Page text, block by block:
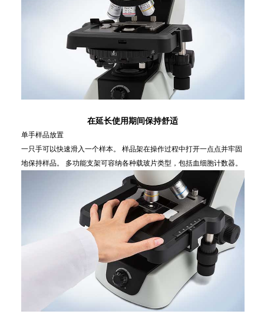
在延长使用期间保持舒适
单手样品放置
一只手可以快速滑入一个样本。 样品架在操作过程中打开一点点并牢固
地保持样品。 多功能支架可容纳各种载玻片类型，包括血细胞计数器。